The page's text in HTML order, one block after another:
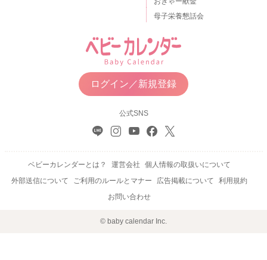
母子栄養懇話会
ログイン／新規登録
公式SNS
ベビーカレンダーとは？ 運営会社
個人情報の取扱いについて
外部送信について
ご利用のルールとマナー 広告掲載について
利用規約
お問い合わせ
© baby calendar Inc.